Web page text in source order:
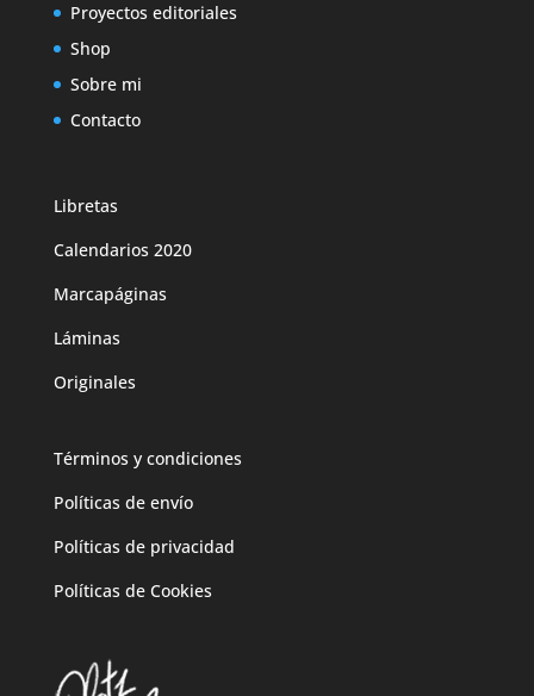
Proyectos editoriales
Shop
Sobre mi
Contacto
Libretas
Calendarios 2020
Marcapáginas
Láminas
Originales
Términos y condiciones
Políticas de envío
Políticas de privacidad
Políticas de Cookies